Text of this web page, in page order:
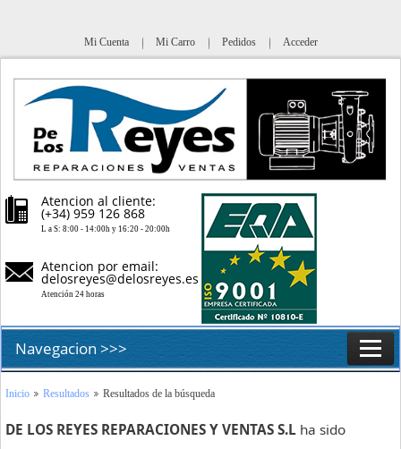
Mi Cuenta Mi Carro Pedidos Acceder
Atencion al cliente:
(+34) 959 126 868
L a S: 8:00 - 14:00h y 16:20 - 20:00h
Atencion por email:
delosreyes@delosreyes.es
Atención 24 horas
Navegacion >>>
Inicio
Tienda Online
Inicio Resultados Resultados de la búsqueda
DE LOS REYES REPARACIONES Y VENTAS S.L ha sido